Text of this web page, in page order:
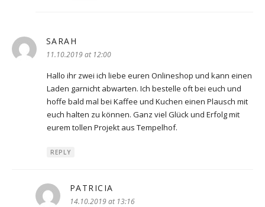
SARAH
11.10.2019 at 12:00
Hallo ihr zwei ich liebe euren Onlineshop und kann einen
Laden garnicht abwarten. Ich bestelle oft bei euch und
hoffe bald mal bei Kaffee und Kuchen einen Plausch mit
euch halten zu können. Ganz viel Glück und Erfolg mit
eurem tollen Projekt aus Tempelhof.
REPLY
PATRICIA
14.10.2019 at 13:16